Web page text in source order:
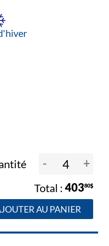
- +
40380$
AU PANIER